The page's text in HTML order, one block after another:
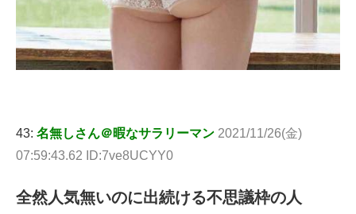
43: 名無しさん＠暇なサラリーマン 2021/11/26(金)
07:59:43.62 ID:7ve8UCYY0
全然人気無いのに出続ける不思議枠の人